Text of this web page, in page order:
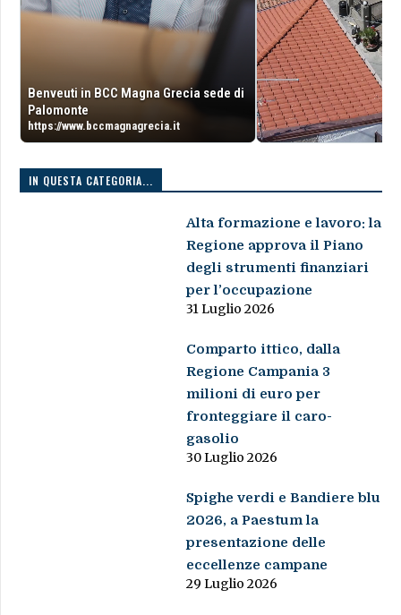
Benveuti in BCC Magna Grecia sede di
Palomonte
https://www.bccmagnagrecia.it
IN QUESTA CATEGORIA...
Alta formazione e lavoro: la
Regione approva il Piano
degli strumenti finanziari
per l’occupazione
31 Luglio 2026
Comparto ittico, dalla
Regione Campania 3
milioni di euro per
fronteggiare il caro-
gasolio
30 Luglio 2026
Spighe verdi e Bandiere blu
2026, a Paestum la
presentazione delle
eccellenze campane
29 Luglio 2026